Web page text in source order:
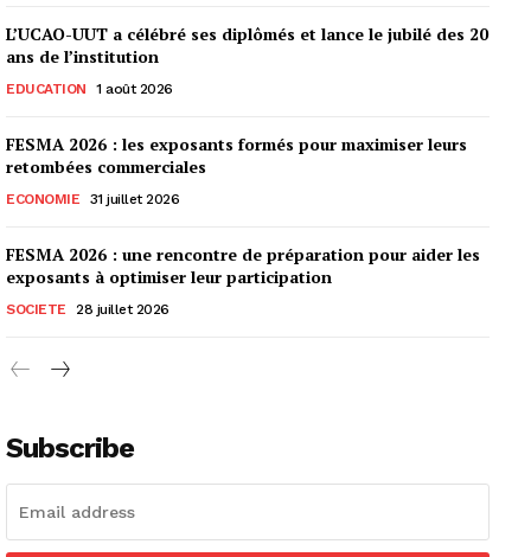
L’UCAO-UUT a célébré ses diplômés et lance le jubilé des 20
ans de l’institution
EDUCATION 1 août 2026
FESMA 2026 : les exposants formés pour maximiser leurs
retombées commerciales
ECONOMIE 31 juillet 2026
FESMA 2026 : une rencontre de préparation pour aider les
exposants à optimiser leur participation
SOCIETE 28 juillet 2026
Subscribe